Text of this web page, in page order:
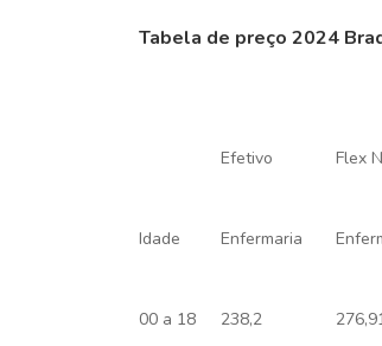
Tabela de preço 2024
Efetivo Flex
Idade Enfermaria
00 a 18 238,2